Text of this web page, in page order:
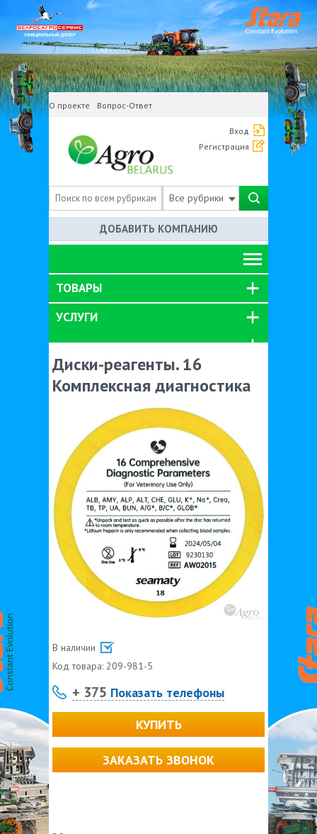
О проекте Вопрос-Ответ
Вход
Регистрация
Все рубрики
ДОБАВИТЬ КОМПАНИЮ
ТОВАРЫ
УСЛУГИ
Диски-реагенты. 16
Комплексная диагностика
В наличии
Код товара: 209-981-5
+ 375 Показать телефоны
КУПИТЬ
ЗАКАЗАТЬ ЗВОНОК